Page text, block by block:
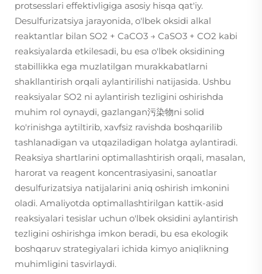
protsesslari effektivligiga asosiy hisqa qat'iy.
Desulfurizatsiya jarayonida, o'lbek oksidi alkal
reaktantlar bilan SO2 + CaCO3 → CaSO3 + CO2 kabi
reaksiyalarda etkilesadi, bu esa o'lbek oksidining
stabillikka ega muzlatilgan murakkabatlarni
shakllantirish orqali aylantirilishi natijasida. Ushbu
reaksiyalar SO2 ni aylantirish tezligini oshirishda
muhim rol oynaydi, gazlangan污染物ni solid
ko'rinishga aytiltirib, xavfsiz ravishda boshqarilib
tashlanadigan va utqaziladigan holatga aylantiradi.
Reaksiya shartlarini optimallashtirish orqali, masalan,
harorat va reagent koncentrasiyasini, sanoatlar
desulfurizatsiya natijalarini aniq oshirish imkonini
oladi. Amaliyotda optimallashtirilgan kattik-asid
reaksiyalari tesislar uchun o'lbek oksidini aylantirish
tezligini oshirishga imkon beradi, bu esa ekologik
boshqaruv strategiyalari ichida kimyo aniqlikning
muhimligini tasvirlaydi.